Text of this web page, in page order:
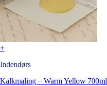
+
Indendørs
Kalkmaling – Warm Yellow 700ml